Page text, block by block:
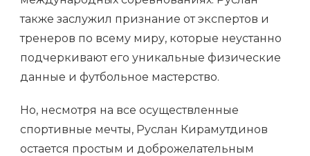
также заслужил признание от экспертов и
тренеров по всему миру, которые неустанно
подчеркивают его уникальные физические
данные и футбольное мастерство.
Но, несмотря на все осуществленные
спортивные мечты, Руслан Кирамутдинов
остается простым и доброжелательным